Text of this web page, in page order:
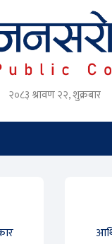
२०८३ श्रावण २२, शुक्रबार